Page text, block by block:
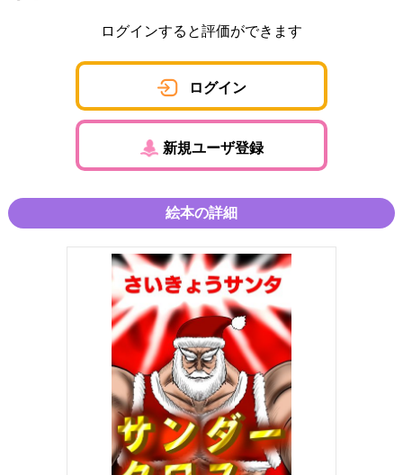
ログインすると評価ができます
ログイン
新規ユーザ登録
絵本の詳細